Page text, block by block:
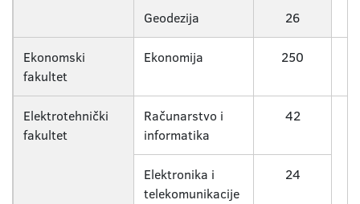
Geodezija 26
Ekonomski
fakultet
Ekonomija 250
Elektrotehnički
fakultet
Računarstvo i
informatika
42
Elektronika i
telekomunikacije
24